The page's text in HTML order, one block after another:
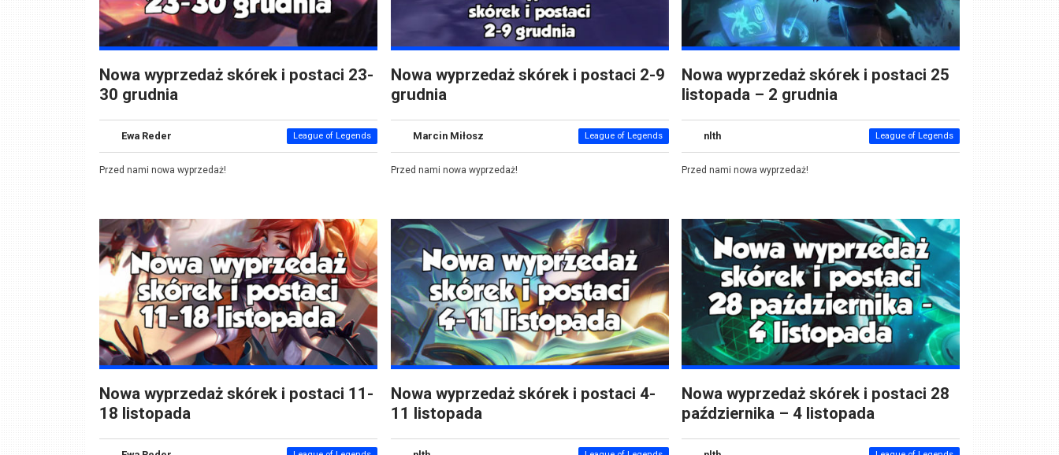
Nowa wyprzedaż skórek i postaci 23-
30 grudnia
Ewa Reder League of Legends
Przed nami nowa wyprzedaż!
Nowa wyprzedaż skórek i postaci 2-9
grudnia
Marcin Miłosz League of Legends
Przed nami nowa wyprzedaż!
Nowa wyprzedaż skórek i postaci 25
listopada – 2 grudnia
nlth League of Legends
Przed nami nowa wyprzedaż!
Nowa wyprzedaż skórek i postaci 11-
18 listopada
Nowa wyprzedaż skórek i postaci 4-
11 listopada
Nowa wyprzedaż skórek i postaci 28
października – 4 listopada